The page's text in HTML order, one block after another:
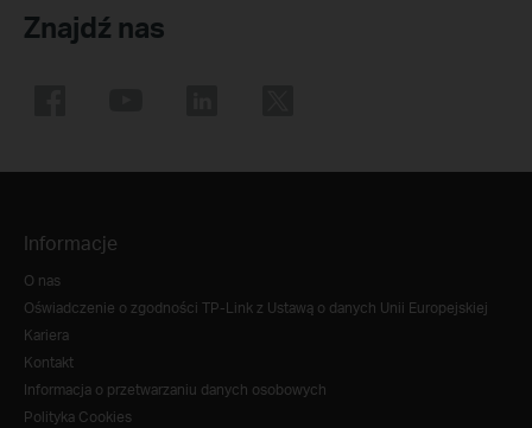
Znajdź nas
Informacje
O nas
Oświadczenie o zgodności TP-Link z Ustawą o danych Unii Europejskiej
Kariera
Kontakt
Informacja o przetwarzaniu danych osobowych
Polityka Cookies